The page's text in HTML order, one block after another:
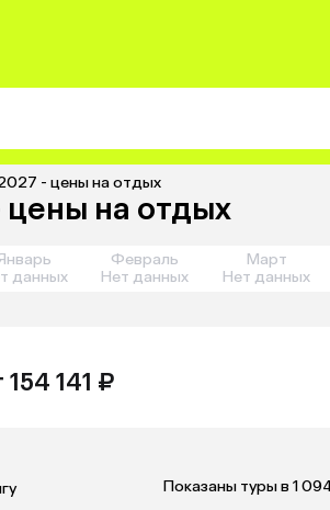
- цены на отдых
цены на отдых
данных
Февраль
Нет данных
Март
Нет данных
154 141 ₽
Показаны туры в 1